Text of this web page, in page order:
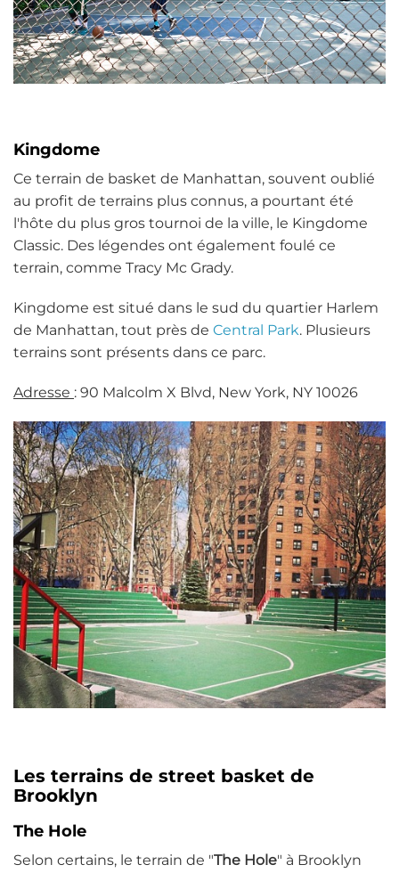
Kingdome
Ce terrain de basket de Manhattan, souvent oublié
au profit de terrains plus connus, a pourtant été
l'hôte du plus gros tournoi de la ville, le Kingdome
Classic. Des légendes ont également foulé ce
terrain, comme Tracy Mc Grady.
Kingdome est situé dans le sud du quartier Harlem
de Manhattan, tout près de Central Park. Plusieurs
terrains sont présents dans ce parc.
Adresse : 90 Malcolm X Blvd, New York, NY 10026
Les terrains de street basket de
Brooklyn
The Hole
Selon certains, le terrain de "The Hole" à Brooklyn